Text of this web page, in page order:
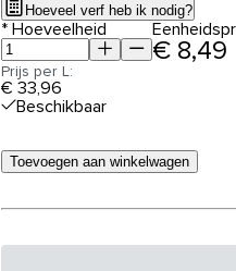
Hoeveel verf heb ik nodig?
* Hoeveelheid
€ 8,49
Prijs per L:
€ 33,96
Beschikbaar
Toevoegen aan winkelwagen